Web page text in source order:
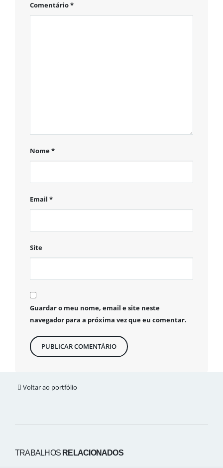
Comentário*
Nome*
Email *
Site
Guardar o meu nome, email e site neste
navegador para a próxima vez que eu comentar.
Voltar ao portfólio
TRABALHOS RELACIONADOS